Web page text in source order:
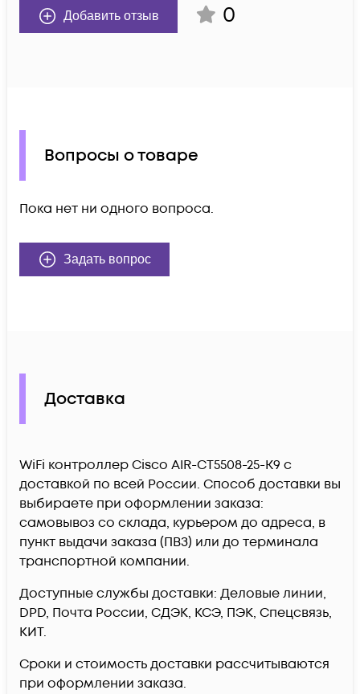
Добавить отзыв 0
Вопросы о товаре
Пока нет ни одного вопроса.
Задать вопрос
Доставка
WiFi контроллер Cisco AIR-CT5508-25-K9 c
доставкой по всей России. Способ доставки вы
выбираете при оформлении заказа:
самовывоз со склада, курьером до адреса, в
пункт выдачи заказа (ПВЗ) или до терминала
транспортной компании.
Доступные службы доставки: Деловые линии,
DPD, Почта России, СДЭК, КСЭ, ПЭК, Спецсвязь,
КИТ.
Сроки и стоимость доставки рассчитываются
при оформлении заказа.